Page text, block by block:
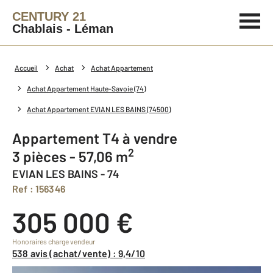
CENTURY 21
Chablais - Léman
Accueil Achat Achat Appartement
Achat Appartement Haute-Savoie (74)
Achat Appartement EVIAN LES BAINS (74500)
Appartement T4 à vendre
3 pièces - 57,06 m2
EVIAN LES BAINS - 74
Ref : 156346
305 000 €
Honoraires charge vendeur
538 avis (achat/vente) : 9,4/10